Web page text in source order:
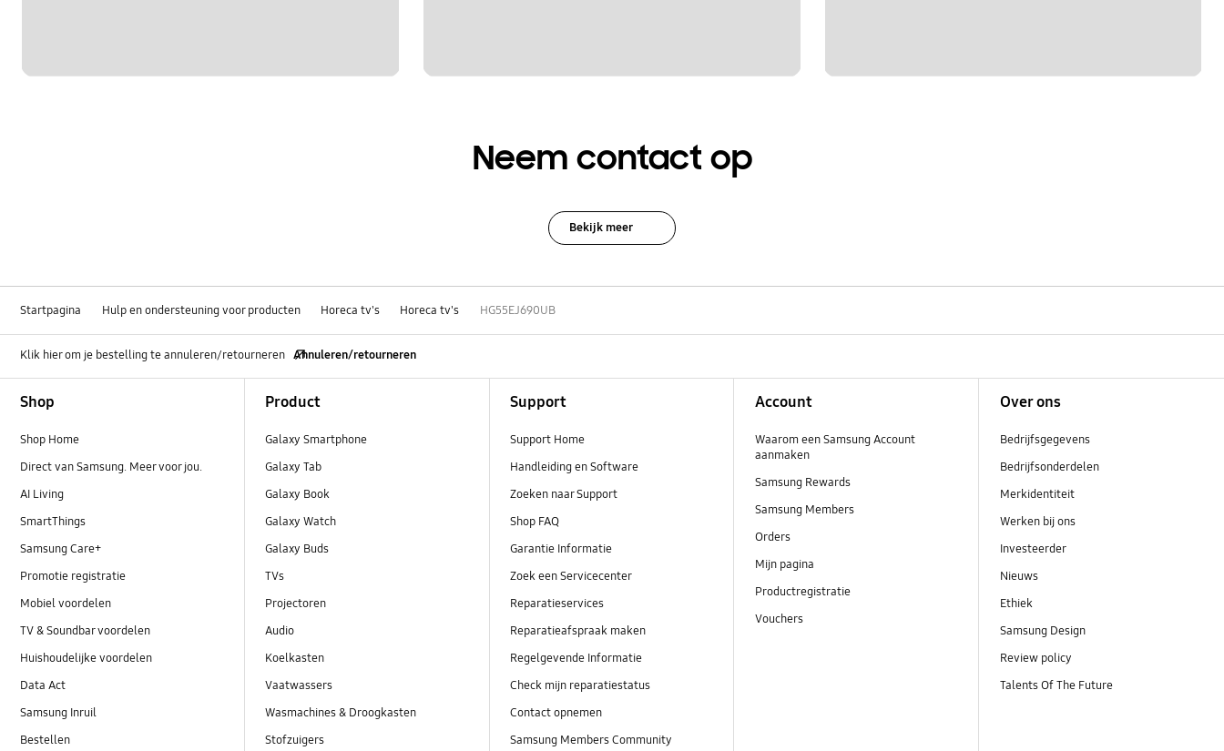
Neem contact op
Bekijk meer
Startpagina Hulp en ondersteuning voor producten Horeca tv's Horeca tv's HG55EJ690UB
Klik hier om je bestelling te annuleren/retourneren Annuleren/retourneren
Shop
Shop Home
Direct van Samsung. Meer voor jou.
AI Living
SmartThings
Samsung Care+
Promotie registratie
Mobiel voordelen
TV & Soundbar voordelen
Huishoudelijke voordelen
Data Act
Samsung Inruil
Bestellen
Product
Galaxy Smartphone
Galaxy Tab
Galaxy Book
Galaxy Watch
Galaxy Buds
TVs
Projectoren
Audio
Koelkasten
Vaatwassers
Wasmachines & Droogkasten
Stofzuigers
Support
Support Home
Handleiding en Software
Zoeken naar Support
Shop FAQ
Garantie Informatie
Zoek een Servicecenter
Reparatieservices
Reparatieafspraak maken
Regelgevende Informatie
Check mijn reparatiestatus
Contact opnemen
Samsung Members Community
Account
Waarom een Samsung Account
aanmaken
Samsung Rewards
Samsung Members
Orders
Mijn pagina
Productregistratie
Vouchers
Over ons
Bedrijfsgegevens
Bedrijfsonderdelen
Merkidentiteit
Werken bij ons
Investeerder
Nieuws
Ethiek
Samsung Design
Review policy
Talents Of The Future